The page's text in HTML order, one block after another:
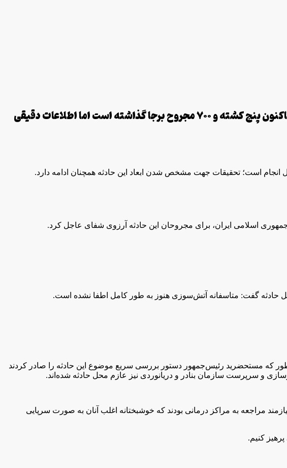
انفجار بزرگی که امروز شنبه، ۶ اردیبهشت ۱۴۰۴ در بندر شهید رجایی بندرعباس به وقوع پیوست، تاکنون پنج کشته و 700 مجروح برجا گذاشته است اما اطلاعات دقیقی
انجام است؛ تحقیقات جهت مشخص شدن ابعاد این حادثه همچنان ادامه دارد.
اسلامی ایران، برای مجروحان این حادثه آرزوی شفای عاجل کرد.
حادثه گفت: متاسفانه آتش‌سوزی هنوز به طور کامل اطفا نشده است.
که مستحضرید رئیس‌جمهور دستور بررسی سریع موضوع این حادثه را صادر کردند
و سرپرست سازمان بنادر و دریانوردی نیز عازم محل حادثه شده‌اند.
مراجعه به مراکز درمانی بودند که خوشبختانه اغلب آنان به صورت سرپایی
کنیم.